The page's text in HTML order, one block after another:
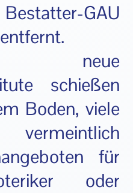
GAU
neue
schießen
Boden, viele
für
oder